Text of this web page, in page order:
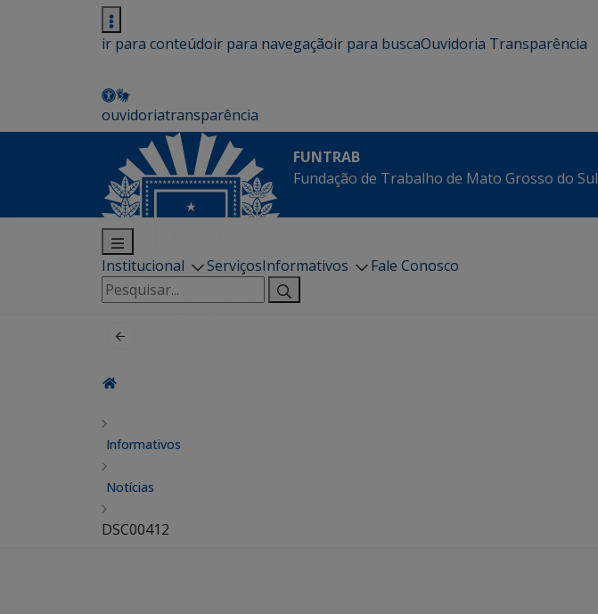
ir para conteúdoir para navegaçãoir para buscaOuvidoria Transparência
ouvidoriatransparência
FUNTRAB
Fundação de Trabalho de Mato Grosso do Sul
Institucional ServiçosInformativos
Fale Conosco
Pesquisar
por:
Informativos
Notícias
DSC00412